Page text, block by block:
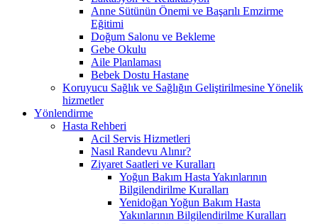
Anne Sütünün Önemi ve Başarılı Emzirme
Eğitimi
Doğum Salonu ve Bekleme
Gebe Okulu
Aile Planlaması
Bebek Dostu Hastane
Koruyucu Sağlık ve Sağlığın Geliştirilmesine Yönelik
hizmetler
Yönlendirme
Hasta Rehberi
Acil Servis Hizmetleri
Nasıl Randevu Alınır?
Ziyaret Saatleri ve Kuralları
Yoğun Bakım Hasta Yakınlarının
Bilgilendirilme Kuralları
Yenidoğan Yoğun Bakım Hasta
Yakınlarının Bilgilendirilme Kuralları